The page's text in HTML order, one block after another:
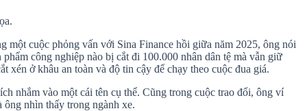
cuộc phỏng vấn với Sina Finance hồi giữa năm 2025, ông nói
công nghiệp nào bị cắt đi 100.000 nhân dân tệ mà vẫn giữ
xén ở khâu an toàn và độ tin cậy để chạy theo cuộc đua giá.
nhắm vào một cái tên cụ thể. Cũng trong cuộc trao đổi, ông ví
ông nhìn thấy trong ngành xe.